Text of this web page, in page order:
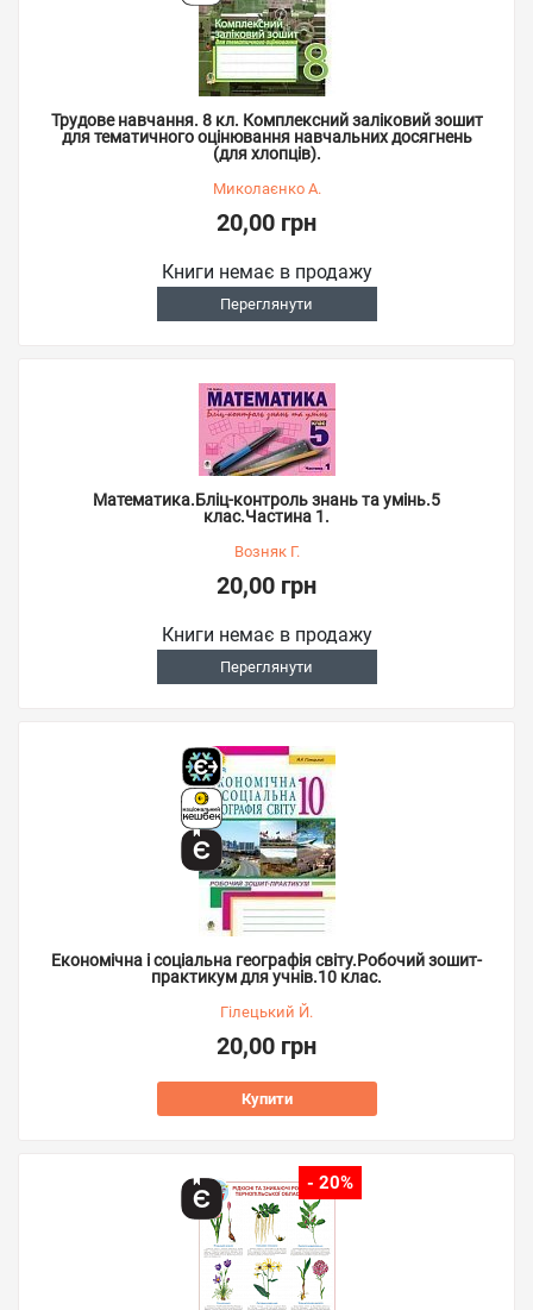
Трудове навчання. 8 кл. Комплексний заліковий зошит
для тематичного оцінювання навчальних досягнень
(для хлопців).
Миколаєнко А.
20,00 грн
Книги немає в продажу
Переглянути
Математика.Бліц-контроль знань та умінь.5
клас.Частина 1.
Возняк Г.
20,00 грн
Книги немає в продажу
Переглянути
Економічна і соціальна географія світу.Робочий зошит-
практикум для учнів.10 клас.
Гілецький Й.
20,00 грн
Купити
- 20%